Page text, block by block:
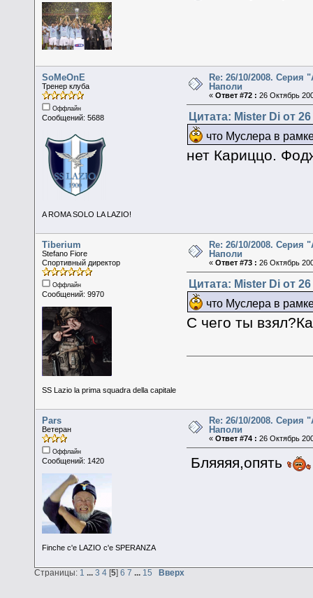
SoMeOnE
Тренер клуба
Оффлайн
Сообщений: 5688
A ROMA SOLO LA LAZIO!
Re: 26/10/2008. Серия
Наполи
«Ответ #72 : 26 Октябрь
Цитата: Mister Di от
что Муслера в
нет Кариццо.
Tiberium
Stefano Fiore
Спортивный директор
Оффлайн
Сообщений: 9970
SS Lazio la prima squadra della capitale
Re: 26/10/2008. Серия
Наполи
«Ответ #73 : 26 Октябрь
Цитата: Mister Di от
что Муслера в
С чего ты
Pars
Ветеран
Оффлайн
Сообщений: 1420
Finche c'e LAZIO c'e SPERANZA
Re: 26/10/2008. Серия
Наполи
«Ответ #74 : 26 Октябрь
Бляяяя,опять
Страницы: 1 3 4 [5] 6 7 15 Вверх